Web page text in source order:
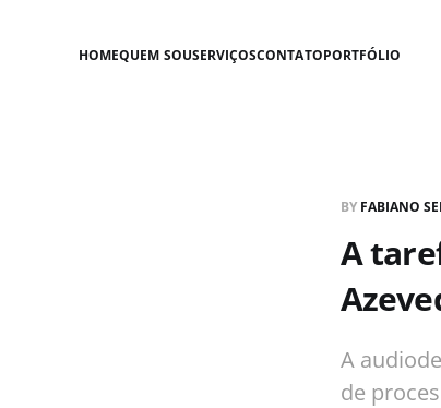
HOMEQUEM SOUSERVIÇOSCONTATOPORTFÓLIO
BY FABIANO SEI
A
A
de